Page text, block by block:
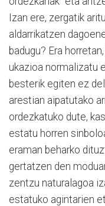
Izan ere, zergatik
aldarrikatzen
badugu? Era
ukazioa normalizatu
besterik egiten ez
arestian aipatutako
ordezkatuko dute,
estatu horren
eraman beharko
gertatzen den
zentzu naturalagoa
estatuko agintarien